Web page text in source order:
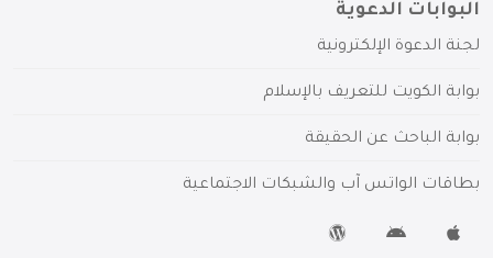
البوابات الدعوية
لجنة الدعوة الإلكترونية
بوابة الكويت للتعريف بالإسلام
بوابة الباحث عن الحقيقة
بطاقات الواتس آب والشبكات الاجتماعية